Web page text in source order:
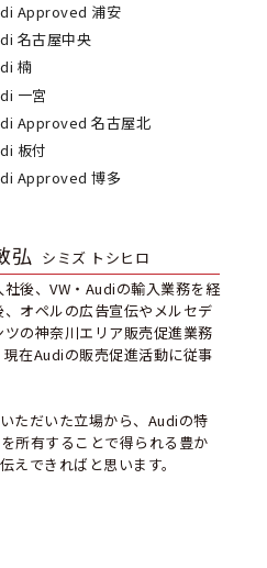
Approved 浦安
名古屋中央
楠
一宮
Approved 名古屋北
板付
Approved 博多
弘 シミズ トシヒロ
社後、VW・Audiの輸入業務を経
、オペルの広告宣伝やメルセデ
ツの神奈川エリア販売促進業務
現在Audiの販売促進活動に従事
ただいた立場から、Audiの特
所有することで得られる豊か
えできればと思います。